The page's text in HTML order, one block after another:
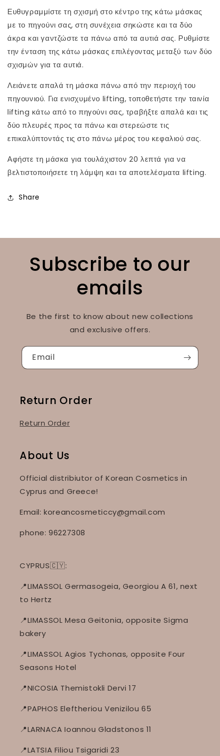
Ευθυγραμμίστε τη σχισμή στο κέντρο της κάτω μάσκας
με το πηγούνι σας, στη συνέχεια σηκώστε και τα δύο
άκρα και γαντζώστε τα πάνω από τα αυτιά σας. Ρυθμίστε
την ένταση της κάτω μάσκας επιλέγοντας μεταξύ των δύο
σχισμών για τα αυτιά.
Λειάνετε απαλά τη μάσκα πάνω από την περιοχή του
πηγουνιού. Για ενισχυμένο lifting, τοποθετήστε την ταινία
lifting κάτω από το πηγούνι σας, τραβήξτε απαλά και τις
δύο πλευρές προς τα πάνω και στερεώστε τις
επικαλύπτοντάς τις στο πάνω μέρος του κεφαλιού σας.
Αφήστε τη μάσκα για τουλάχιστον 20 λεπτά για να
βελτιστοποιήσετε τη λάμψη και τα αποτελέσματα lifting.
Share
Subscribe to our
emails
Be the first to know about new collections
and exclusive offers.
Email
Return Order
Return Order
About Us
Official distribiutor of Korean Cosmetics in
Cyprus and Greece!
Email: koreancosmeticcy@gmail.com
phone: 96227308
CYPRUS🇨🇾:
📍LIMASSOL Germasogeia, Georgiou A 61, next
to Hertz
📍LIMASSOL Mesa Geitonia, opposite Sigma
bakery
📍LIMASSOL Agios Tychonas, opposite Four
Seasons Hotel
📍NICOSIA Themistokli Dervi 17
📍PAPHOS Eleftheriou Venizilou 65
📍LARNACA Ioannou Gladstonos 11
📍LATSIA Filiou Tsigaridi 23